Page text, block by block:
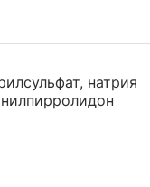
натрия